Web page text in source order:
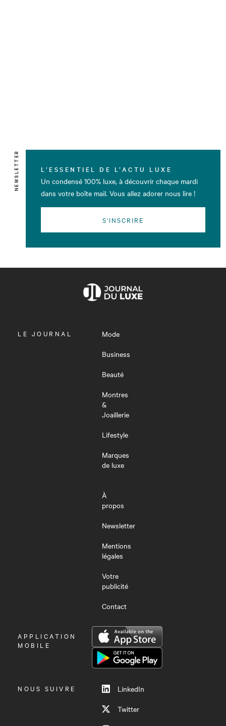
NEWSLETTER L’ESSENTIEL DE L’ACTU LUXE
Un condensé 100% luxe, à découvrir chaque mardi
dans votre boîte mail. Vous allez adorer nous lire !
S'INSCRIRE
OUVRIR
LE JOURNAL
Mode
Business
Beauté
Montres
&
Joaillerie
Lifestyle
Marques
de luxe
À
propos
Newsletter
Mentions
légales
Votre
publicité
Contact
OUVRIR
LE
APPLICATION
MOBILE
NOUS SUIVRE
LinkedIn
Twitter